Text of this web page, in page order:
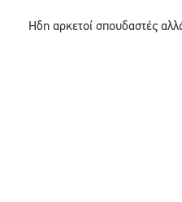
Hδη αρκετοί σπουδαστές